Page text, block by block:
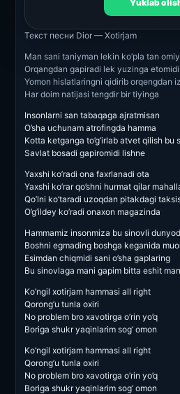
Yuklab
Текст песни Dior — Xotirjam
Man sani taniyman lekin ko’pla tan
Orqangdan gapiradi lek yuzinga etomidi
Yomon hislatlaringni qidirib orqengdan
Har doim natijasi tengdir bir tiyinga
Insonlarni san tabaqaga ajratmisan
O’sha uchunam atrofingda hamma
Kotta ketganga to’g’irlab atvet qilish bu
Savlat bosadi gapiromidi lishne
Yaxshi ko’radi ona faxrlanadi ota
Yaxshi ko’rar qo’shni hurmat qilar
Qo’lni ko’taradi uzoqdan pitakdagi
O’g’ildey ko’radi onaxon magazinda
Hammamiz insonmiza bu sinovli
Boshni egmading boshga keganida
Esimdan chiqmidi sani o’sha gaplaring
Bu sinovlaga mani gapim bitta eshit
Ko’ngil xotirjam hammasi all right
Qorong’u tunla oxiri
No problem bro xavotirga o’rin yo’q
Boriga shukr yaqinlarim sog’ omon
Ko’ngil xotirjam hammasi all right
Qorong’u tunla oxiri
No problem bro xavotirga o’rin yo’q
Boriga shukr yaqinlarim sog’ omon